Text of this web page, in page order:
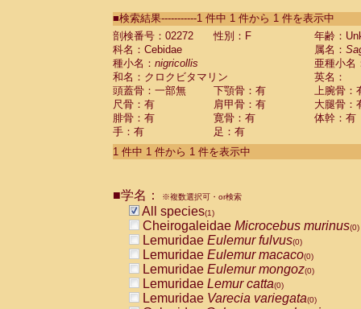
CebidaeSaguinus labiatus(0)
Cebidae Saguinus leucopus (0)
Cebidae
CebidaeSaguinus mystax
CebidaeSaguinus nigricollis (1)
Cebidae Saguinus oedipus
Cebidae Saguinus weddelli
Cebidae Saguinusspp.
Cebidae Aotus trivirgatus
Cebidae Cebus albifrons
CebidaeCebus nigrivittatus
CebidaeCebus
CebidaeSaimiri boliviensis(0)
CebidaeSaimiri sciureus(0)
AtelidaeAlouatta caraya(0)
AtelidaeAlouatta fusca(0)
AtelidaeAlouatta seniculus
AtelidaeAlouattaspp.(0)
■検索結果-----------1 件中 1 件から 1 件を表示中
剖検番号：02272
性別：F
年齢：
科名：Cebidae
属名：
種小名： nigricollis
亜種小名
和名：クロクビタマリン
英名：
頭蓋骨：一部無
下顎骨：有
上腕骨：
尺骨：有
肩甲骨：有
大腿骨：
腓骨：有
寛骨：有
体幹：有
手：有
足：有
1 件中 1 件から 1 件を表示中
■学名： ※複数選択可・or検索
All species(1)
Cheirogaleidae Microcebus murinus(0)
Lemuridae Eulemur fulvus(0)
Lemuridae Eulemur macaco(0)
Lemuridae Eulemur mongoz(0)
Lemuridae Lemur catta(0)
Lemuridae Varecia variegata(0)